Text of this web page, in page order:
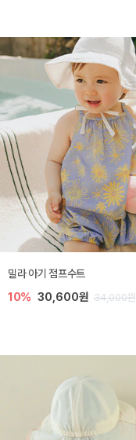
밀라 아기 점프수트
10% 30,600원 34,000원